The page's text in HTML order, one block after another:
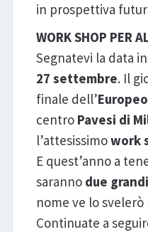
in prospettiva
WORK SHOP PER
Segnatevi la data
27 settembre. Il
finale dell’
centro Pavesi di
l’attesissimowork
E quest’anno a
saranno due
nome ve lo
Continuate a